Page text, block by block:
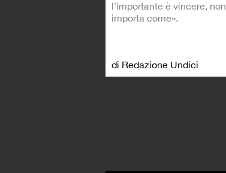
l'importante è vincere, non
importa come».
di Redazione Undici